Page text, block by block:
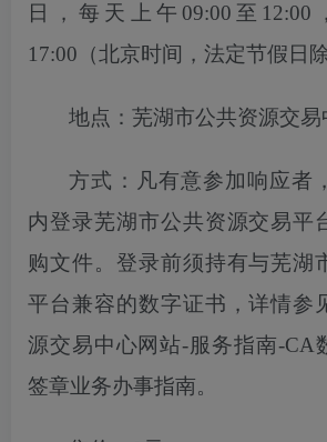
日
，每天上午 09:00至12:00
17:00（北京时间，法定节假日除
地点：芜湖市公共资源交易
方式：凡有意参加响应者
内登录芜湖市公共资源交易平
购文件。登录前须持有与芜湖
平台兼容的数字证书，详情参
源交易中心网站-服务指南-CA
签章业务办事指南。